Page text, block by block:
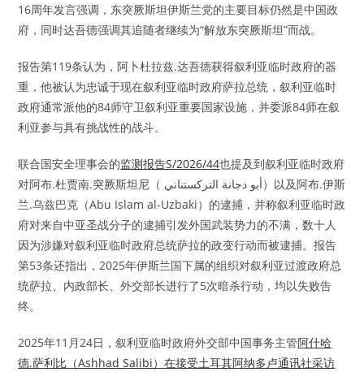
16周年发言强调，东突厥斯坦伊斯兰党的主要目标仍然是中国政
府，同时达吾德强调其追随者继续为“解放东突厥斯坦”而战。
报告第119条认为，阿卜杜拉兹.达吾德获得叙利亚临时政府的器
重，他被认为忠诚于现在叙利亚临时政府萨拉总统，叙利亚临时
政府通常派他的84师守卫叙利亚重要国家设施，并委派84师在叙
利亚参与具有挑战性的战斗。
联合国安全理事会的监测报告S/2026/44也提及到叙利亚临时政府
对阿布.杜贾南.突厥斯坦尼（ أبو دجانة التركستناني）以及阿布.伊斯
兰.乌兹巴克（Abu Islam al-Uzbaki）的逮捕，并称叙利亚临时政
府对来自中亚圣战分子的逮捕引发外国武装势力的不满，数十人
因为涉嫌对叙利亚临时政府总统萨拉的政变行动而被逮捕。报告
第53条还指出，2025年伊斯兰国下属的组织对叙利亚过渡政府总
统萨拉、内政部长、外交部长进行了5次暗杀行动，均以失败告
终。
2025年11月24日，叙利亚临时政府外交部中国事务主管阿什哈
德.萨利比（Ashhad Salibi）在接受土耳其阿纳多卢通讯社采访